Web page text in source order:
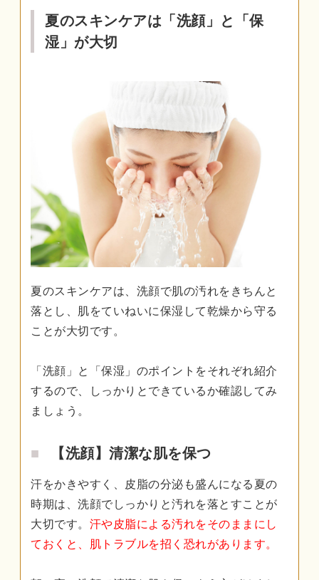
夏のスキンケアは「洗顔」と「保
湿」が大切
夏のスキンケアは、洗顔で肌の汚れをきちんと
落とし、肌をていねいに保湿して乾燥から守る
ことが大切です。
「洗顔」と「保湿」のポイントをそれぞれ紹介
するので、しっかりとできているか確認してみ
ましょう。
【洗顔】清潔な肌を保つ
汗をかきやすく、皮脂の分泌も盛んになる夏の
時期は、洗顔でしっかりと汚れを落とすことが
大切です。 汗や皮脂による汚れをそのままにし
ておくと、肌トラブルを招く恐れがあります。